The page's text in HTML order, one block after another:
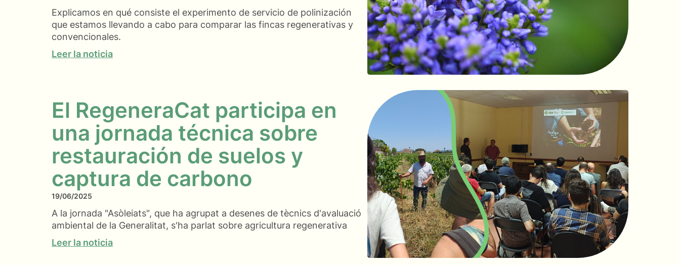
Explicamos en qué consiste el experimento de servicio de polinización
que estamos llevando a cabo para comparar las fincas regenerativas y
convencionales.
Leer la noticia
El RegeneraCat participa en
una jornada técnica sobre
restauración de suelos y
captura de carbono
19/06/2025
A la jornada "Asòleiats", que ha agrupat a desenes de tècnics d'avaluació
ambiental de la Generalitat, s'ha parlat sobre agricultura regenerativa
Leer la noticia